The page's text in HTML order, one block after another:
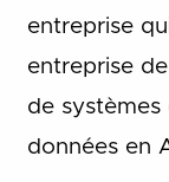
entreprise
entreprise
de systèmes
données en